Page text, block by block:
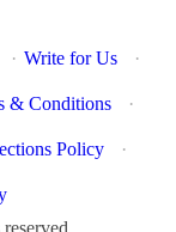
· Write for Us ·
& Conditions ·
Policy ·